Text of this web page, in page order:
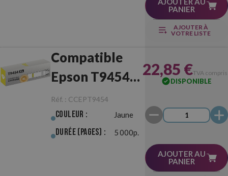
PANIER
AJOUTER À
VOTRE LISTE
Compatible
Epson T9454
XL Jaune
Réf. : CCEPT9454
Couleur : Jaune
Durée (pages) : 5 000p.
22,85 €TVA
DISPONIBLE
AJOUTER AU
PANIER